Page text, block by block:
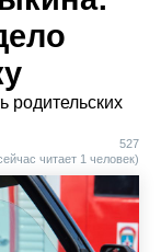
527
читает 1 человек)